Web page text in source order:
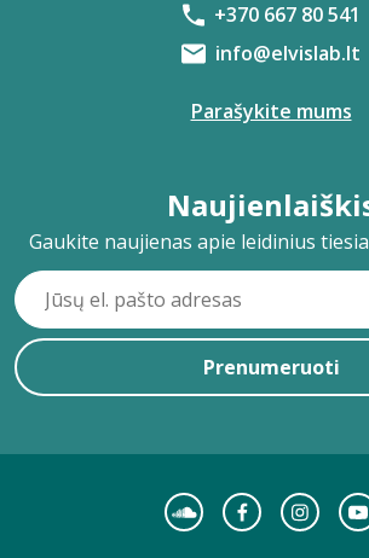
+370 667 80 541
info@elvislab.lt
Parašykite mums
Gaukite naujienas apie leidinius
Prenumeruoti